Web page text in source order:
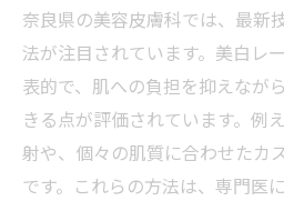
奈良県の美容皮膚科では、最新
法が注目されています。美白レ
表的で、肌への負担を抑えなが
きる点が評価されています。例
射や、個々の肌質に合わせたカ
です。これらの方法は、専門医